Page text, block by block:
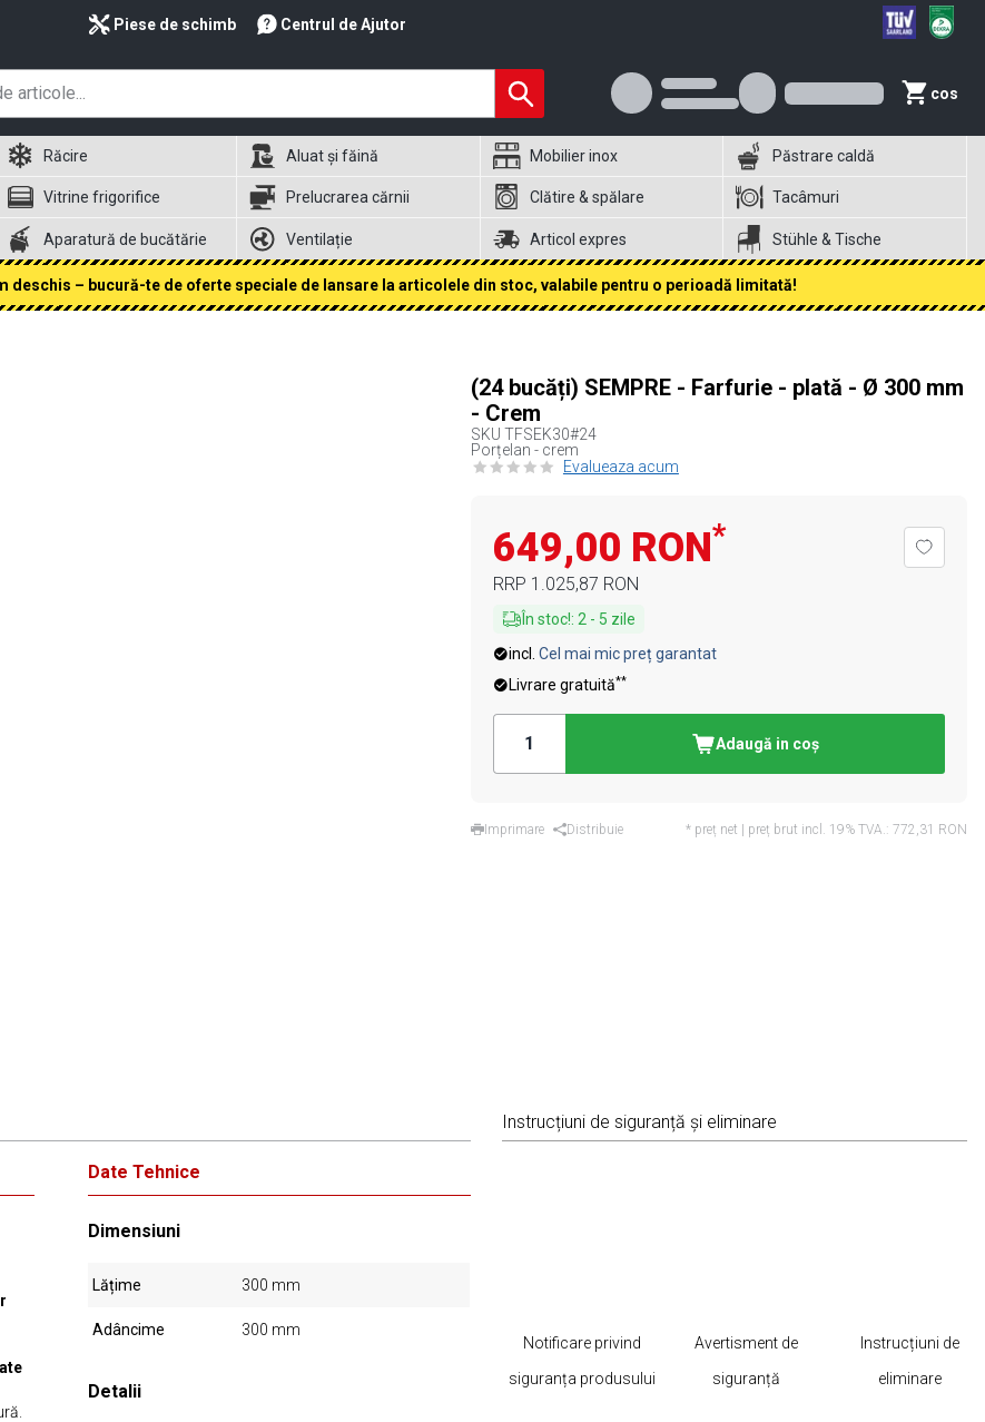
Piese de schimb Centrul de Ajutor
cos
Răcire Aluat și făină Mobilier inox Păstrare caldă
Vitrine frigorifice Prelucrarea cărnii Clătire & spălare Tacâmuri
Aparatură de bucătărie Ventilație Articol expres Stühle & Tische
deschis – bucură-te de oferte speciale de lansare la articolele din stoc, valabile pentru o perioadă limitată!
(24 bucăți) SEMPRE - Farfurie - plată - Ø 300 mm
- Crem
SKU TFSEK30#24
Porțelan - crem
Evalueaza acum
649,00 RON*
RRP 1.025,87 RON
În stoc!: 2 - 5 zile
incl. Cel mai mic preț garantat
Livrare gratuită**
Adaugă in coş
Imprimare Distribuie * preț net | preț brut incl. 19% TVA.: 772,31 RON
Date Tehnice
Dimensiuni
Lățime 300 mm
Adâncime 300 mm
Detalii
Instrucțiuni de siguranță și eliminare
Notificare privind
siguranța produsului
Avertisment de
siguranță
Instrucțiuni de
eliminare